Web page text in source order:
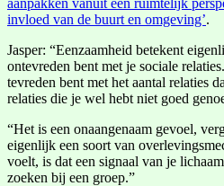
invloed van de buurt en omgeving’.
Jasper: “Eenzaamheid betekent
ontevreden bent met je sociale
tevreden bent met het aantal relaties
relaties die je wel hebt niet goed
“Het is een onaangenaam gevoel,
eigenlijk een soort van
voelt, is dat een signaal van je
zoeken bij een groep.”